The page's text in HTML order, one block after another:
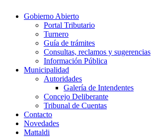
Gobierno Abierto
Portal Tributario
Turnero
Guía de trámites
Consultas, reclamos y sugerencias
Información Pública
Municipalidad
Autoridades
Galería de Intendentes
Concejo Deliberante
Tribunal de Cuentas
Contacto
Novedades
Mattaldi